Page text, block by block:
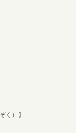
！年末年始スペ
イズが登場！
お知らせ
く）】